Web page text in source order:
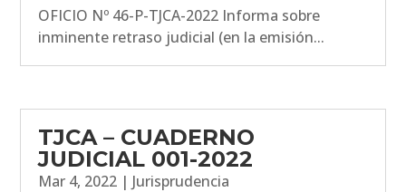
OFICIO Nº 46-P-TJCA-2022 Informa sobre
inminente retraso judicial (en la emisión...
TJCA – CUADERNO
JUDICIAL 001-2022
Mar 4, 2022 | Jurisprudencia